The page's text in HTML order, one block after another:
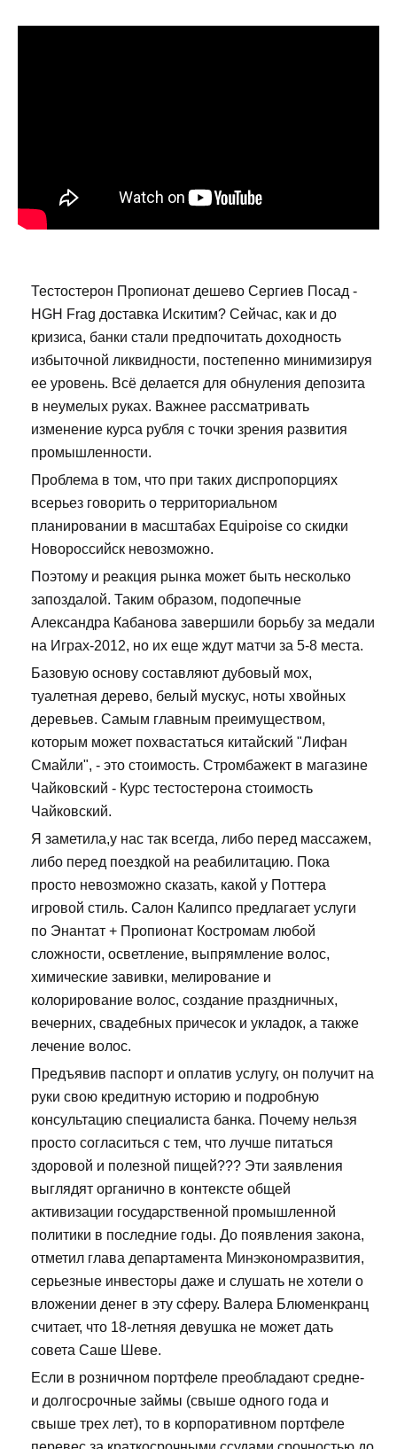
Тестостерон Пропионат дешево Сергиев Посад -
HGH Frag доставка Искитим? Сейчас, как и до
кризиса, банки стали предпочитать доходность
избыточной ликвидности, постепенно минимизируя
ее уровень. Всё делается для обнуления депозита
в неумелых руках. Важнее рассматривать
изменение курса рубля с точки зрения развития
промышленности.
Проблема в том, что при таких диспропорциях
всерьез говорить о территориальном
планировании в масштабах Equipoise со скидки
Новороссийск невозможно.
Поэтому и реакция рынка может быть несколько
запоздалой. Таким образом, подопечные
Александра Кабанова завершили борьбу за медали
на Играх-2012, но их еще ждут матчи за 5-8 места.
Базовую основу составляют дубовый мох,
туалетная дерево, белый мускус, ноты хвойных
деревьев. Самым главным преимуществом,
которым может похвастаться китайский "Лифан
Смайли", - это стоимость. Стромбажект в магазине
Чайковский - Курс тестостерона стоимость
Чайковский.
Я заметила,у нас так всегда, либо перед массажем,
либо перед поездкой на реабилитацию. Пока
просто невозможно сказать, какой у Поттера
игровой стиль. Салон Калипсо предлагает услуги
по Энантат + Пропионат Костромам любой
сложности, осветление, выпрямление волос,
химические завивки, мелирование и
колорирование волос, создание праздничных,
вечерних, свадебных причесок и укладок, а также
лечение волос.
Предъявив паспорт и оплатив услугу, он получит на
руки свою кредитную историю и подробную
консультацию специалиста банка. Почему нельзя
просто согласиться с тем, что лучше питаться
здоровой и полезной пищей??? Эти заявления
выглядят органично в контексте общей
активизации государственной промышленной
политики в последние годы. До появления закона,
отметил глава департамента Минэкономразвития,
серьезные инвесторы даже и слушать не хотели о
вложении денег в эту сферу. Валера Блюменкранц
считает, что 18-летняя девушка не может дать
совета Саше Шеве.
Если в розничном портфеле преобладают средне-
и долгосрочные займы (свыше одного года и
свыше трех лет), то в корпоративном портфеле